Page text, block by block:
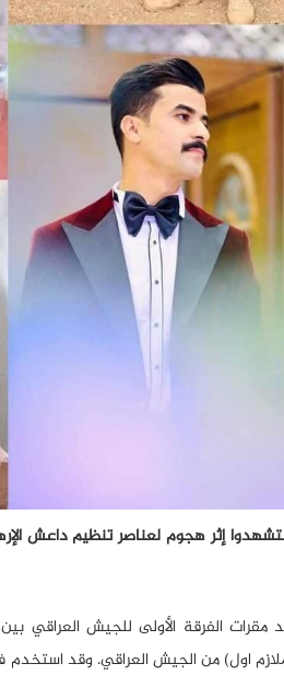
الاسلامي؛ بأن 11 عسكرياً عراقياً استشهدوا إثر هجوم
الفرقة الأولى للجيش العراقي بين
وقد استشهد 10 جنود وضابط (ملازم اول) من الجيش